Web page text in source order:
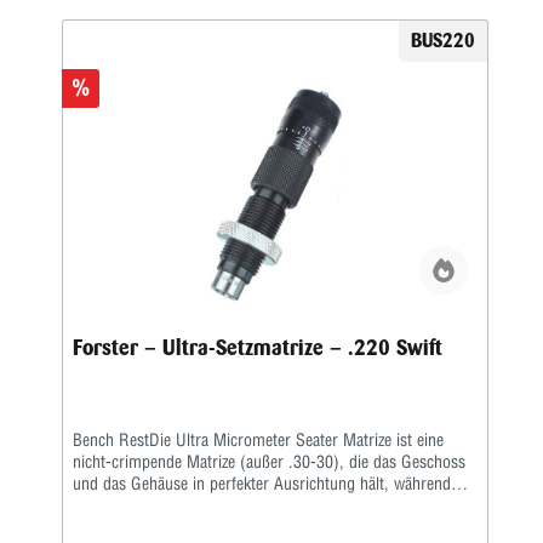
gekennzeichnet • Beseitigt einen Großteil der Versuche, die
früher mit dem Setzen von genauen Schüssen verbunden
waren • Helle, weiße Markierungen erleichtern das Ablesen
des Mikrometers • Erhältlich in 80 Kalibern
%
BUS220
Forster – Ultra-Setzmatrize – .220 Swift
Bench RestDie Ultra Micrometer Seater Matrize ist eine
nicht-crimpende Matrize (außer .30-30), die das Geschoss
und das Gehäuse in perfekter Ausrichtung hält, während